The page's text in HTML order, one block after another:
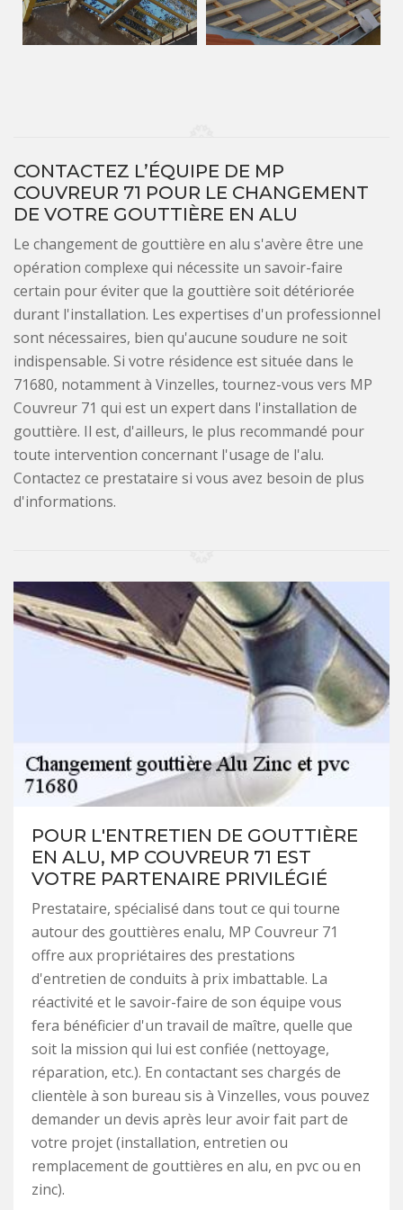
CONTACTEZ L’ÉQUIPE DE MP
COUVREUR 71 POUR LE CHANGEMENT
DE VOTRE GOUTTIÈRE EN ALU
Le changement de gouttière en alu s'avère être une
opération complexe qui nécessite un savoir-faire
certain pour éviter que la gouttière soit détériorée
durant l'installation. Les expertises d'un professionnel
sont nécessaires, bien qu'aucune soudure ne soit
indispensable. Si votre résidence est située dans le
71680, notamment à Vinzelles, tournez-vous vers MP
Couvreur 71 qui est un expert dans l'installation de
gouttière. Il est, d'ailleurs, le plus recommandé pour
toute intervention concernant l'usage de l'alu.
Contactez ce prestataire si vous avez besoin de plus
d'informations.
POUR L'ENTRETIEN DE GOUTTIÈRE
EN ALU, MP COUVREUR 71 EST
VOTRE PARTENAIRE PRIVILÉGIÉ
Prestataire, spécialisé dans tout ce qui tourne
autour des gouttières enalu, MP Couvreur 71
offre aux propriétaires des prestations
d'entretien de conduits à prix imbattable. La
réactivité et le savoir-faire de son équipe vous
fera bénéficier d'un travail de maître, quelle que
soit la mission qui lui est confiée (nettoyage,
réparation, etc.). En contactant ses chargés de
clientèle à son bureau sis à Vinzelles, vous pouvez
demander un devis après leur avoir fait part de
votre projet (installation, entretien ou
remplacement de gouttières en alu, en pvc ou en
zinc).